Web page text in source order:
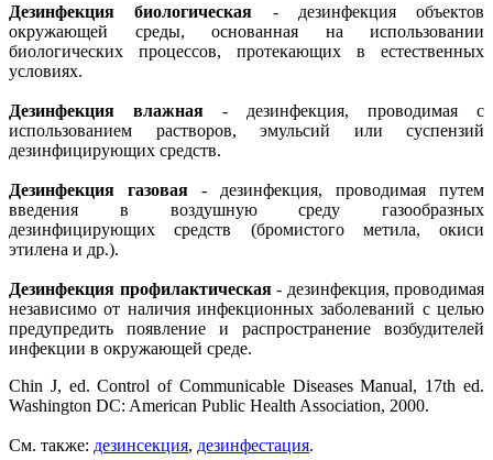
Дезинфекция биологическая - дезинфекция объектов
окружающей среды, основанная на использовании
биологических процессов, протекающих в естественных
условиях.
Дезинфекция влажная - дезинфекция, проводимая с
использованием растворов, эмульсий или суспензий
дезинфицирующих средств.
Дезинфекция газовая - дезинфекция, проводимая путем
введения в воздушную среду газообразных
дезинфицирующих средств (бромистого метила, окиси
этилена и др.).
Дезинфекция профилактическая- дезинфекция, проводимая
независимо от наличия инфекционных заболеваний с целью
предупредить появление и распространение возбудителей
инфекции в окружающей среде.
Chin J, ed. Control of Communicable Diseases Manual, 17th ed.
Washington DC: American Public Health Association, 2000.
См. также: дезинсекция, дезинфестация.